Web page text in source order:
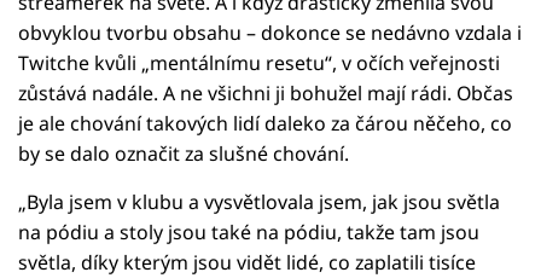
obvyklou tvorbu obsahu – dokonce se nedávno vzdala i
Twitche kvůli „mentálnímu resetu“, v očích veřejnosti
zůstává nadále. A ne všichni ji bohužel mají rádi. Občas
je ale chování takových lidí daleko za čárou něčeho, co
by se dalo označit za slušné chování.
„Byla jsem v klubu a vysvětlovala jsem, jak jsou světla
na pódiu a stoly jsou také na pódiu, takže tam jsou
světla, díky kterým jsou vidět lidé, co zaplatili tisíce